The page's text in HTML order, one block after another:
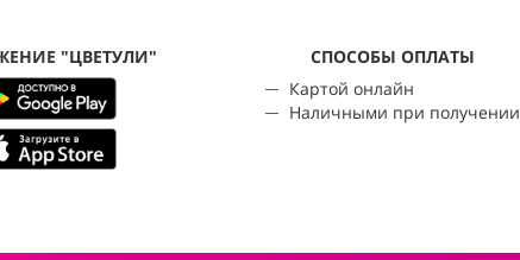
"ЦВЕТУЛИ"
CПОСОБЫ ОПЛАТЫ
Картой онлайн
Наличными при получении